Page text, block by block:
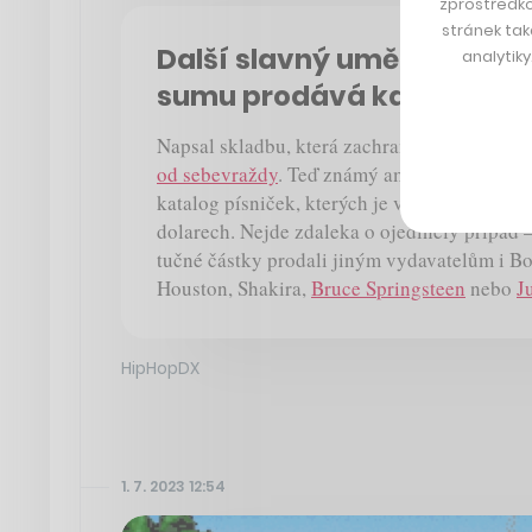
Další slavný umělec,
sumu prodává katalog
Napsal skladbu, která zachraňovala životy,
od sebevraždy. Teď známý americký rapper
katalog písniček, kterých je více než 180,
dolarech. Nejde zdaleka o ojedinělý případ
tučné částky prodali jiným vydavatelům i
Houston, Shakira, Bruce Springsteen nebo
HipHopDX
1. 7. 2023 12:54
stránek